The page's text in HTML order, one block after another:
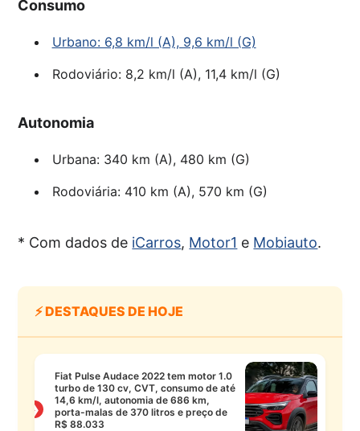
Consumo
Urbano: 6,8 km/l (A), 9,6 km/l (G)
Rodoviário: 8,2 km/l (A), 11,4 km/l (G)
Autonomia
Urbana: 340 km (A), 480 km (G)
Rodoviária: 410 km (A), 570 km (G)
* Com dados de iCarros, Motor1 e Mobiauto.
⚡ DESTAQUES DE HOJE
❯
Fiat Pulse Audace 2022 tem motor 1.0
turbo de 130 cv, CVT, consumo de até
14,6 km/l, autonomia de 686 km,
porta-malas de 370 litros e preço de
R$ 88.033